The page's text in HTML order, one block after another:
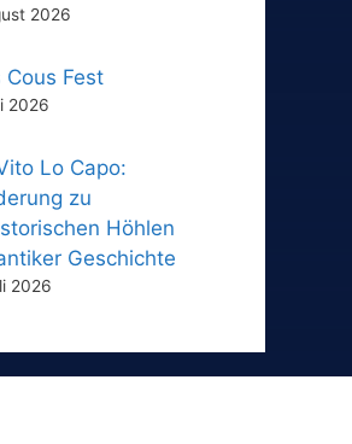
2026
Cous Fest
2026
Lo Capo:
zu
Höhlen
Geschichte
2026